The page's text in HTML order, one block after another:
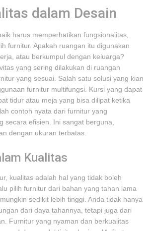
dalam Desain
harus memperhatikan fungsionalitas,
furnitur. Apakah ruangan itu digunakan
atau berkumpul dengan keluarga?
yang sering dilakukan di ruangan
yang sesuai. Salah satu solusi yang kian
furnitur multifungsi. Kursi yang dapat
tidur atau meja yang bisa dilipat ketika
contoh nyata dari furnitur yang
secara efisien. Ini sangat berguna,
dengan ukuran terbatas.
Kualitas
kualitas adalah hal yang tidak boleh
pilih furnitur dari bahan yang tahan lama
sedikit lebih tinggi. Anda tidak hanya
dari daya tahannya, tetapi juga dari
Furnitur yang nyaman dan berkualitas